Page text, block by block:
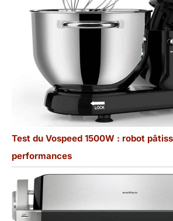
Test du Vospeed 1500W : robot
performances